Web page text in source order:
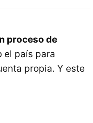
proceso de
el país para
propia. Y este